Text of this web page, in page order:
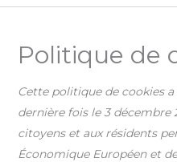
Politique de
Cette politique de cookies
dernière fois le 3 décembre
citoyens et aux résidents
Économique Européen et